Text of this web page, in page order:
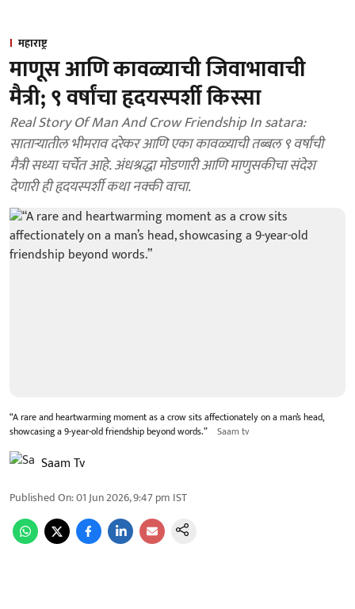
महाराष्ट्र
माणूस आणि कावळ्याची जिवाभावाची
मैत्री; ९ वर्षांचा हृदयस्पर्शी किस्सा
Real Story Of Man And Crow Friendship In satara:
साताऱ्यातील भीमराव दरेकर आणि एका कावळ्याची तब्बल ९ वर्षांची
मैत्री सध्या चर्चेत आहे. अंधश्रद्धा मोडणारी आणि माणुसकीचा संदेश
देणारी ही हृदयस्पर्शी कथा नक्की वाचा.
“A rare and heartwarming moment as a crow sits affectionately on a man’s head,
showcasing a 9-year-old friendship beyond words.” Saam tv
Saam Tv
Published On:01 Jun 2026, 9:47 pm IST